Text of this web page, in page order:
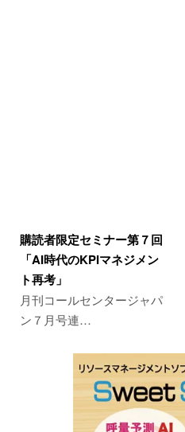
購読者限定セミナー第７回
「AI時代のKPIマネジメン
ト再考」
月刊コールセンタージャパ
ン７月号連…